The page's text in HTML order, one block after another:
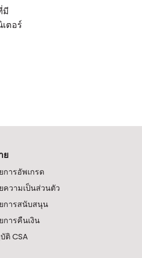
มี
ตอร์
ย
การอัพเกรด
ความเป็นส่วนตัว
การสนับสนุน
การคืนเงิน
ติ CSA